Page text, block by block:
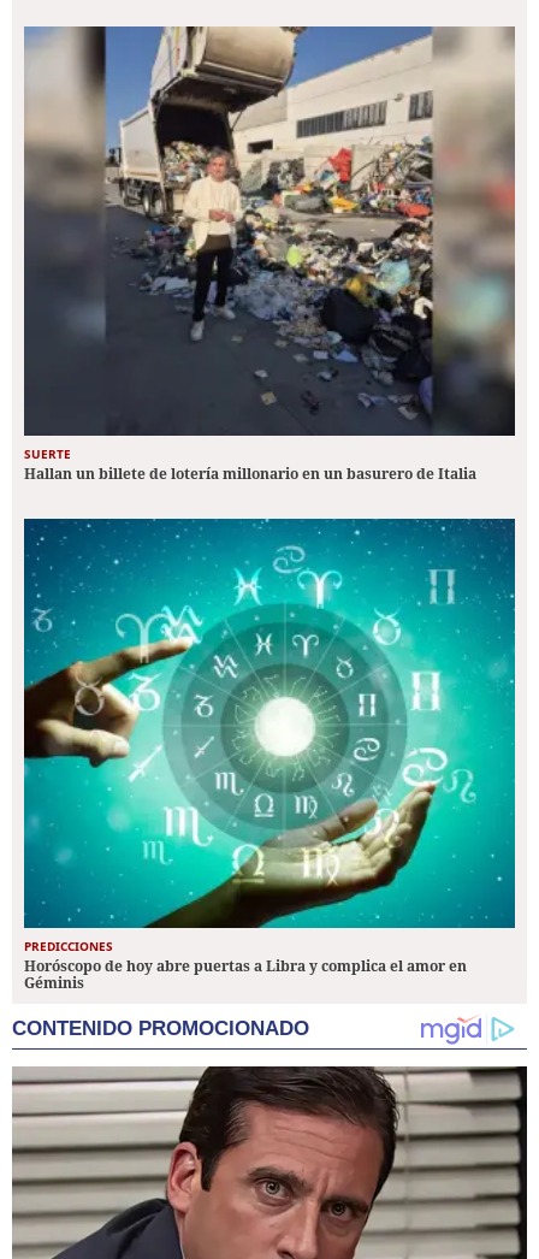
SUERTE
Hallan un billete de lotería millonario en un basurero de Italia
PREDICCIONES
Horóscopo de hoy abre puertas a Libra y complica el amor en
Géminis
CONTENIDO PROMOCIONADO